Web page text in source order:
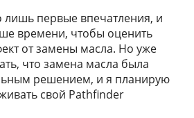
лишь первые впечатления, и
времени, чтобы оценить
от замены масла. Но уже
что замена масла была
решением, и я планирую
свой Pathfinder